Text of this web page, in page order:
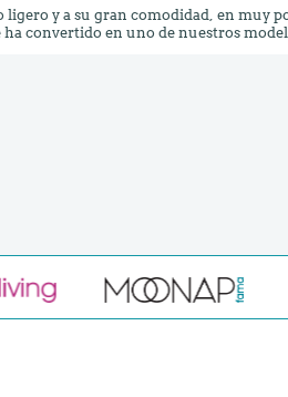
ligero y a su gran comodidad, en muy
convertido en uno de nuestros